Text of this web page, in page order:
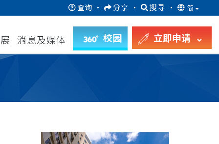
查询 · 分享 · 搜寻 · 简
消息及媒体 校园 立即申请